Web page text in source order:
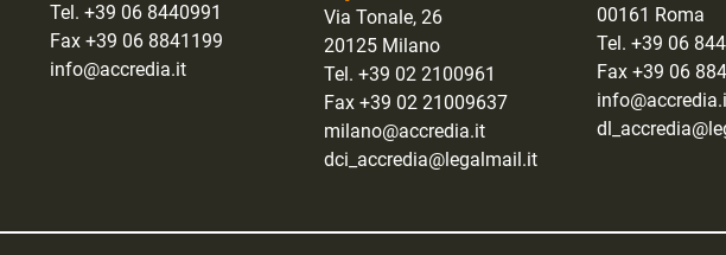
Tel. +39 06 8440991
Fax +39 06 8841199
info@accredia.it
Via Tonale, 26
20125 Milano
Tel. +39 02 2100961
Fax +39 02 21009637
milano@accredia.it
dci_accredia@legalmail.it
00161 Roma
Tel. +39 06
Fax +39 06